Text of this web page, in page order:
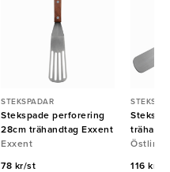
STEKSPADAR
Stekspade perforering
28cm trähandtag Exxent
Exxent
78 kr/st
Östlin
116 kr/st